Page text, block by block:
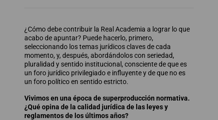
¿Cómo debe contribuir la Real Academia a lograr lo que
acabo de apuntar? Puede hacerlo, primero,
seleccionando los temas jurídicos claves de cada
momento, y, después, abordándolos con seriedad,
pluralidad y sentido institucional, consciente de que es
un foro jurídico privilegiado e influyente y de que no es
un foro político en sentido estricto.
Vivimos en una época de superproducción normativa.
¿Qué opina de la calidad jurídica de las leyes y
reglamentos de los últimos años?